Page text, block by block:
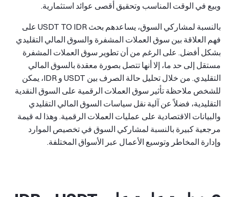
وبيع في الوقت المناسب وتحقيق أقصى عوائد استثمارية.
بالنسبة لمشاركي السوق، يساعدهم بحث USDT TO IDR على
فهم العلاقة بين سوق العملات المشفرة والسوق المالي التقليدي
بشكل أفضل. على الرغم من أن تطوير سوق العملات المشفرة
مستقل إلى حد ما، إلا أنها تتصل بصورة معقدة بالسوق المالي
التقليدي. من خلال تحليل حالة الصرف بين USDT و IDR، يمكن
للشخص ملاحظة تأثير سوق العملات الرقمية على السوق النقدية
التقليدية، فضلاً عن آلية نقل سياسات السوق المالي التقليدي
والبيانات الاقتصادية على عمليات العملات الرقمية. وهذا له قيمة
مرجعية كبيرة بالنسبة لمشاركي السوق في تخصيص الموارد
وإدارة المخاطر وتوسيع الأعمال عبر الأسواق المختلفة.